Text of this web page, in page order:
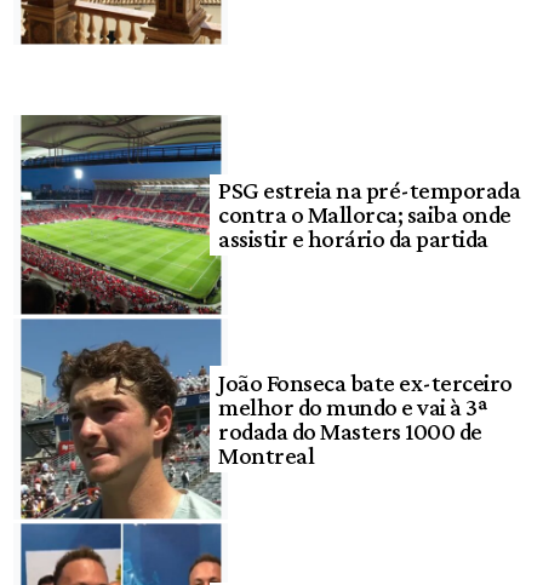
PSG estreia na pré-temporada
contra o Mallorca; saiba onde
assistir e horário da partida
João Fonseca bate ex-terceiro
melhor do mundo e vai à 3ª
rodada do Masters 1000 de
Montreal